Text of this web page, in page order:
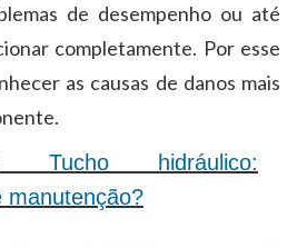
de desempenho ou até
completamente. Por esse
as causas de danos mais
Tucho hidráulico:
manutenção?